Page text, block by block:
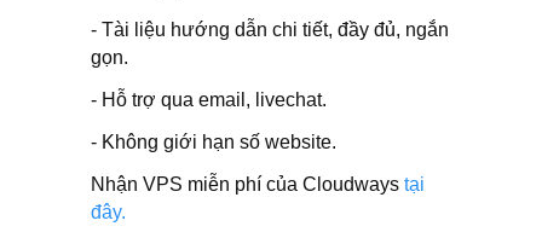
- Tài liệu hướng dẫn chi tiết, đầy đủ, ngắn
gọn.
- Hỗ trợ qua email, livechat.
- Không giới hạn số website.
Nhận VPS miễn phí của Cloudways tại
đây.